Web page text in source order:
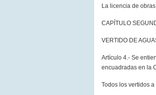
La licencia de
CAPÍTULO
VERTIDO DE
Artículo 4.- Se
encuadradas en la
Todos los vertidos